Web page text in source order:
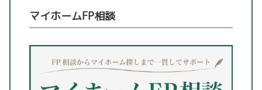
マイホームFP相談